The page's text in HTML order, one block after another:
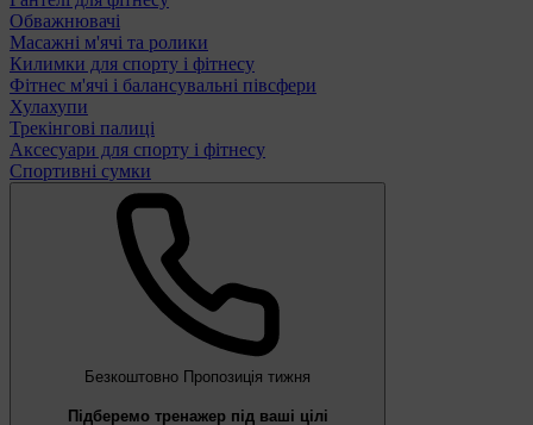
Обважнювачі
Масажні м'ячі та ролики
Килимки для спорту і фітнесу
Фітнес м'ячі і балансувальні півсфери
Хулахупи
Трекінгові палиці
Аксесуари для спорту і фітнесу
Спортивні сумки
Безкоштовно Пропозиція тижня
Підберемо тренажер під ваші цілі